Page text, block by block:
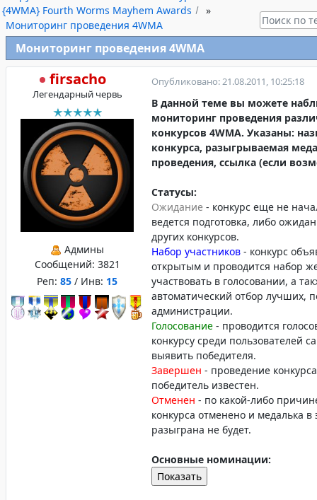
{4WMA} Fourth Worms Mayhem Awards
»
Мониторинг проведения 4WMA
Мониторинг проведения 4WMA
firsacho
Легендарный червь
Админы
Сообщений: 3821
Реп: 85 / Инв: 15
Опубликовано: 21.08.2011, 10:25:18
В данной теме вы можете
мониторинг проведения
конкурсов 4WMA. Указаны:
конкурса, разыгрываемая
проведения, ссылка (если
Статусы:
Ожидание - конкурс еще не
ведется подготовка, либо
других конкурсов.
Набор участников - конкурс
открытым и проводится набор
участвовать в голосовании, а
автоматический отбор лучших,
администрации.
Голосование - проводится
конкурсу среди пользователей
выявить победителя.
Завершен - проведение
победитель известен.
Отменен - по какой-либо
конкурса отменено и медалька в
разыграна не будет.
Основные номинации: